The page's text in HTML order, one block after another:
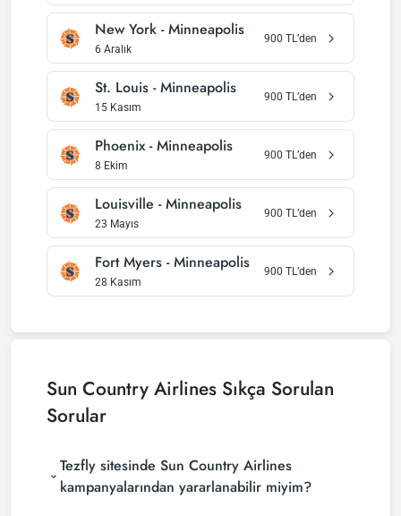
New York -Minneapolis
6 Aralık
900 TL’den
St. Louis -Minneapolis
15 Kasım
900 TL’den
Phoenix-Minneapolis
8 Ekim
900 TL’den
Louisville -Minneapolis
23 Mayıs
900 TL’den
Fort Myers -Minneapolis
28 Kasım
900 TL’den
Sun Country Airlines Sıkça Sorulan
Sorular
Tezfly sitesinde Sun Country Airlines
kampanyalarından yararlanabilir miyim?